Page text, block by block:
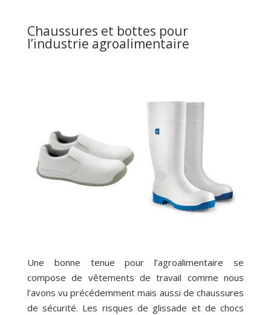
Chaussures et bottes pour
l’industrie agroalimentaire
Une bonne tenue pour l’agroalimentaire se
compose de vêtements de travail comme nous
l’avons vu précédemment mais aussi de chaussures
de sécurité. Les risques de glissade et de chocs